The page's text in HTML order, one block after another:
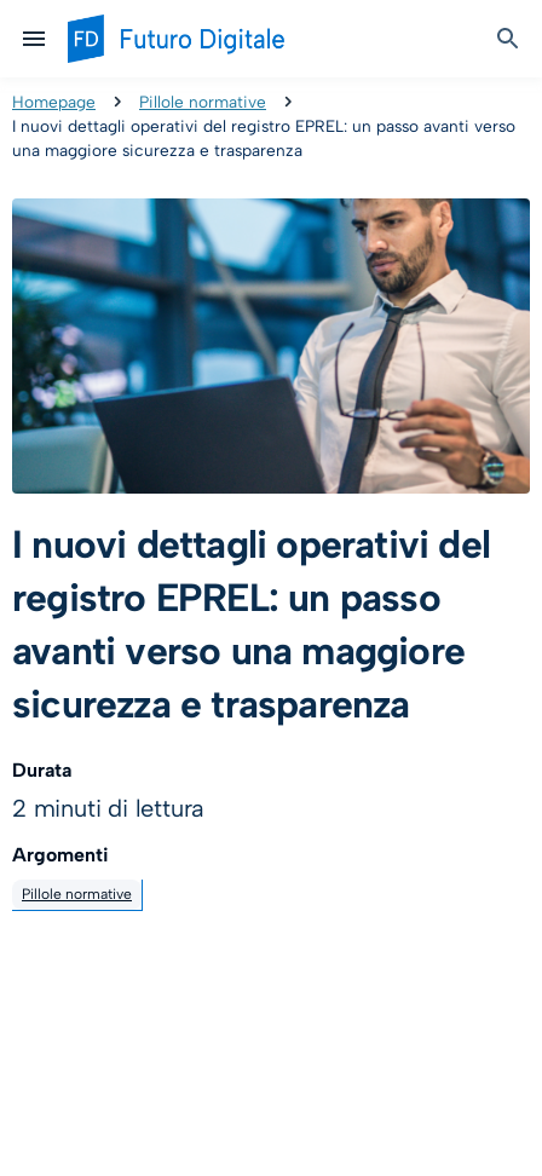
Homepage
Pillole normative
I nuovi dettagli operativi del registro EPREL: un passo avanti verso
una maggiore sicurezza e trasparenza
I nuovi dettagli operativi del
registro EPREL: un passo
avanti verso una maggiore
sicurezza e trasparenza
Durata
2 minuti di lettura
Argomenti
Pillole normative